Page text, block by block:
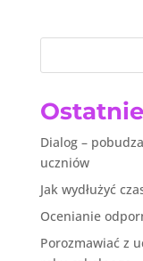
Dialog –
uczniów
Jak wydłużyć
Ocenianie
Porozmawiać z